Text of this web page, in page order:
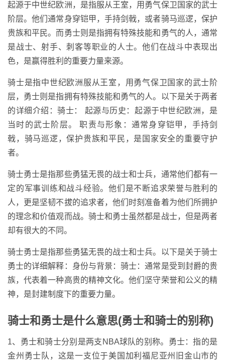
起源于中世纪欧洲，是指服从王室，用勇气保卫国家的武士
阶层。他们通常身穿铠甲，手持剑戟，或者骑马巡逻，保护
贵族和平民。而勇士则是指拥有特殊技能和勇气的人，通常
是战士、射手、刺客等职业的人士。他们在战斗中表现出
色，是赢得胜利的重要力量来源。
骑士是指中世纪欧洲服从王室，用勇气保卫国家的武士阶
层，勇士则是指拥有特殊技能和勇气的人。以下是关于两者
的详细介绍：骑士： 起源与历史：起源于中世纪欧洲，是
当时的武士阶层。 职责与形象：通常身穿铠甲，手持剑
戟，骑马巡逻，保护贵族和平民，是国家安全的重要守护
者。
骑士勇士是指那些勇猛无畏的战士和士兵，通常他们都有一
定的军事训练和战斗经验。他们是不断追求荣誉与胜利的
人，更是坚韧不拔的追求者，他们时刻准备着为他们所拥护
的理念和价值观而战。骑士和勇士虽然都是战士，但是两者
却有很大的不同。
骑士勇士是指那些勇猛无畏的战士和士兵。以下是关于骑士
勇士的详细解释：身份与背景：骑士：通常是受到封爵的贵
族，代表着一种高贵的精神文化。他们坚守荣誉和公义的精
神，是封建制度下的重要力量。
骑士和勇士是什么意思(勇士和骑士的别称)
1、勇士和骑士分别是两支NBA球队的别称。勇士：指的是
金州勇士队，这是一支位于美国加利福尼亚州旧金山市的